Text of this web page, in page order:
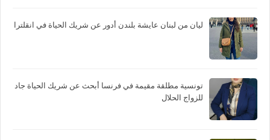
ليان من لبنان عايشة بلندن أدور عن شريك الحياة في انقلترا
تونسية مطلقة مقيمة في فرنسا أبحث عن شريك الحياة جاد
للزواج الحلال